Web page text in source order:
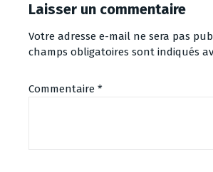
Laisser un commentaire
Votre adresse e-mail ne sera pas
champs obligatoires sont indiqués
Commentaire *